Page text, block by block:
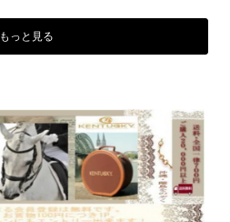
もっと見る